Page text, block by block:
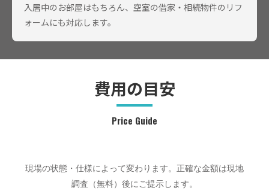
入居中のお部屋はもちろん、空室の借家・相続物件のリフ
ォームにも対応します。
費用の目安
Price Guide
現場の状態・仕様によって変わります。正確な金額は現地
調査（無料）後にご提示します。